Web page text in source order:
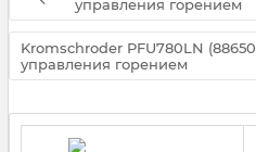
управления горением
Kromschroder PFU780LN
управления горением